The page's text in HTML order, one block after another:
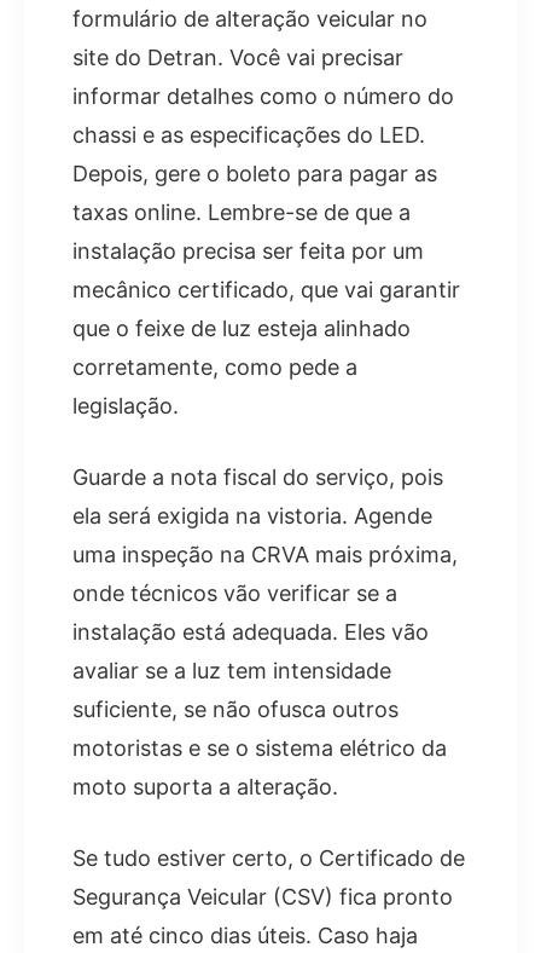
formulário de alteração veicular no
site do Detran. Você vai precisar
informar detalhes como o número do
chassi e as especificações do LED.
Depois, gere o boleto para pagar as
taxas online. Lembre-se de que a
instalação precisa ser feita por um
mecânico certificado, que vai garantir
que o feixe de luz esteja alinhado
corretamente, como pede a
legislação.
Guarde a nota fiscal do serviço, pois
ela será exigida na vistoria. Agende
uma inspeção na CRVA mais próxima,
onde técnicos vão verificar se a
instalação está adequada. Eles vão
avaliar se a luz tem intensidade
suficiente, se não ofusca outros
motoristas e se o sistema elétrico da
moto suporta a alteração.
Se tudo estiver certo, o Certificado de
Segurança Veicular (CSV) fica pronto
em até cinco dias úteis. Caso haja